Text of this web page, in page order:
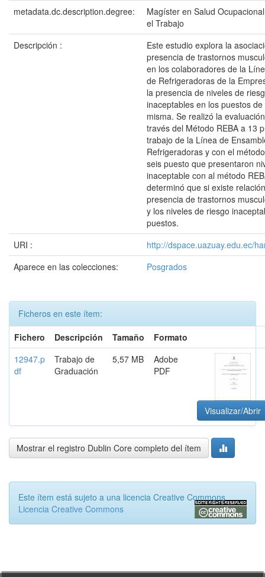
metadata.dc.description.degree:
Magíster en Salud
el Trabajo
Descripción :
Este estudio explora la
presencia de trastornos
en los colaboradores de la
de Refrigeradoras de la
la presencia de niveles de
inaceptables en los puestos
misma. Se realizó la
través del Método REBA a 13
trabajo de la Línea de
Refrigeradoras y con el
seis puesto que presentaron
inaceptable con al método
determinó que si existe
presencia de trastornos
y los niveles de riesgo
puestos.
URI :
http://dspace.uazuay.edu.ec/
Aparece en las colecciones:
Posgrados
Ficheros en este ítem:
Fichero
Descripción Tamaño
Formato
12947.p
df
Trabajo de
Graduación
5,57 MB
Adobe
PDF
Visualizar/Abrir
Mostrar el registro Dublin Core completo del ítem
Este ítem está sujeto a una licencia Creative Commons
Licencia Creative Commons